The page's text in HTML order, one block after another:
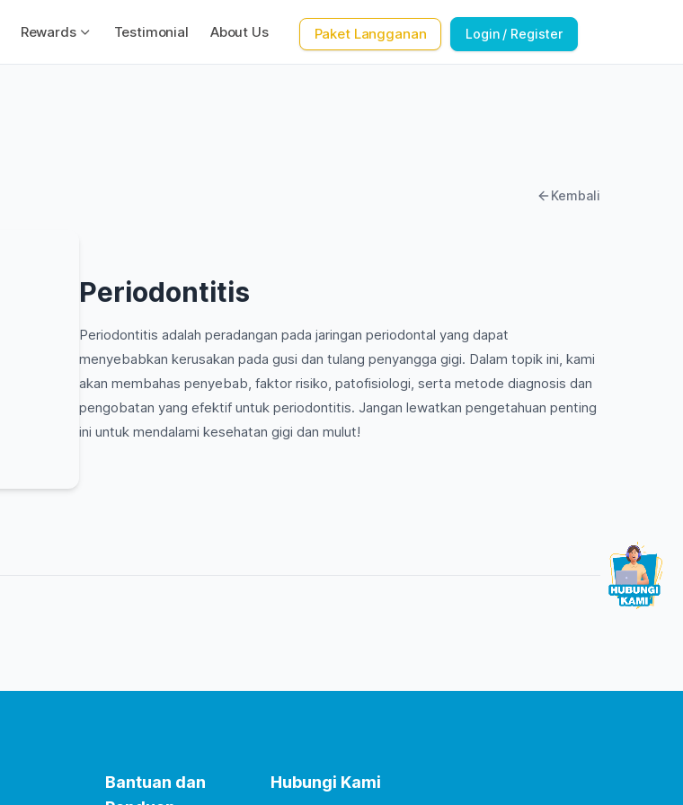
Rewards Testimonial About Us Paket Langganan Login / Register
Kembali
Periodontitis
Periodontitis adalah peradangan pada jaringan periodontal yang dapat
menyebabkan kerusakan pada gusi dan tulang penyangga gigi. Dalam topik ini, kami
akan membahas penyebab, faktor risiko, patofisiologi, serta metode diagnosis dan
pengobatan yang efektif untuk periodontitis. Jangan lewatkan pengetahuan penting
ini untuk mendalami kesehatan gigi dan mulut!
Bantuan dan
Hubungi Kami